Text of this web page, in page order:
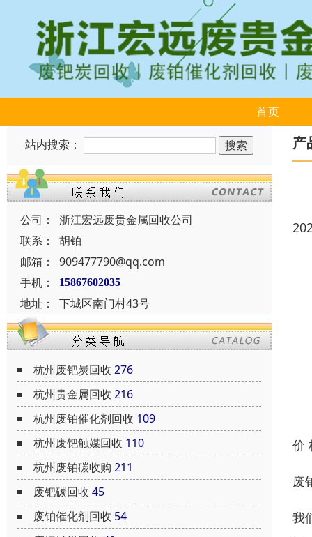
首页
站内搜索：
公司：
浙江宏远废贵金属回收公司
联系：
胡铂
邮箱：
909477790@qq.com
手机：
15867602035
地址： 下城区南门村43号
杭州废钯炭回收 276
杭州贵金属回收 216
杭州废铂催化剂回收 109
杭州废钯触媒回收 110
杭州废铂碳收购 211
废钯碳回收 45
废铂催化剂回收 54
产
价
废
我